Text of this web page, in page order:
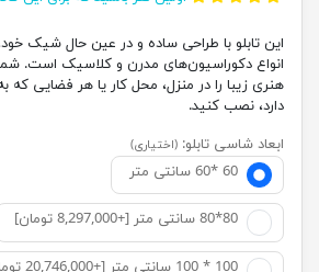
این تابلو با طراحی ساده و در عین حال شیک
انواع دکوراسیون‌های مدرن و کلاسیک است. شما
هنری زیبا را در منزل، محل کار یا هر فضایی که
دارد، نصب کنید.
ابعاد شاسی تابلو: (اختیاری)
60 *60 سانتی متر
80*80 سانتی متر [+8,297,000 تومان]
100 * 100 سانتی متر [+20,746,000 تومان]